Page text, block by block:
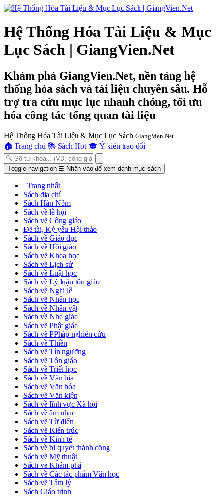
Hệ Thống Hóa Tài Liệu & Mục
Lục Sách | GiangVien.Net
Khám phá GiangVien.Net, nền tảng hệ
thống hóa sách và tài liệu chuyên sâu. Hỗ
trợ tra cứu mục lục nhanh chóng, tối ưu
hóa công tác tổng quan tài liệu
Hệ Thống Hóa Tài Liệu & Mục Lục Sách GiangVien.Net
🏠 Trang chủ 📚 Sách Hot 🎓 Ý kiến trao đổi
Toggle navigation ☰ Nhấn vào để xem danh mục sách
Trang nhất
Sách địa chí
Sách Hán Nôm
Sách về lễ hội
Sách về Công giáo
Đề tài, Kỷ yếu Hội thảo
Sách về Giáo dục
Sách về Hồi giáo
Sách về Khoa học
Sách về Lịch sử
Sách về Luật học
Sách về Lý luận tôn giáo
Sách về Nghi lễ
Sách về Nhân học
Sách về Nhân vật
Sách về Nho giáo
Sách về Phật giáo
Sách về PPháp nghiên cứu
Sách về Thiền
Sách về Tín ngưỡng
Sách về Tôn giáo
Sách về Triết học
Sách về Văn bia
Sách về Văn hóa
Sách về Văn kiện
Sách về lĩnh vực Xã hội
Sách về âm nhạc
Sách về Từ điển
Sách về Kiến trúc
Sách về Kinh tế
Sách về bí quyết thành công
Sách về Mỹ thuật
Sách về Khám phá
Sách về Các tác phẩm Văn học
Sách về Tâm lý
Sách Giáo trình